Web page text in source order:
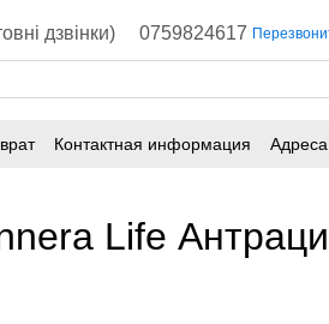
дзвінки) 0759824617
Контактная информация
Life